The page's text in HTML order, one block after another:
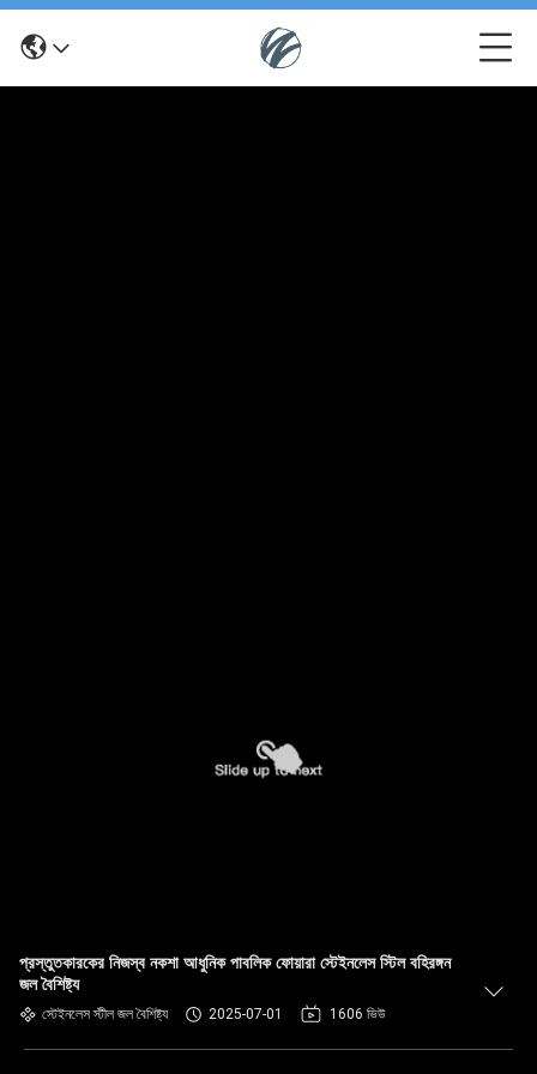
প্রস্তুতকারকের নিজস্ব নকশা আধুনিক পাবলিক ফোয়ারা স্টেইনলেস স্টিল বহিরঙ্গন
জল বৈশিষ্ট্য
স্টেইনলেস স্টীল জল বৈশিষ্ট্য 2025-07-01 1606 ভিউ